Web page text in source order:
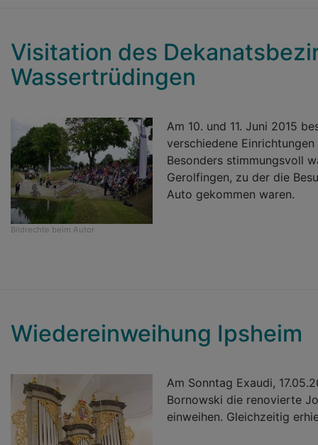
Visitation des
Wassertrüdingen
Bildrechte beim Autor
Am 10. und 11. Juni 2015
verschiedene
Besonders stimmungsvoll
Gerolfingen, zu der die
Auto gekommen waren.
Wiedereinweihung Ipsheim
Am Sonntag Exaudi,
Bornowski die renovierte
einweihen. Gleichzeitig